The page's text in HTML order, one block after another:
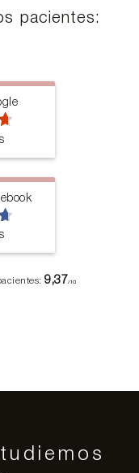
pacientes:
9,37/10